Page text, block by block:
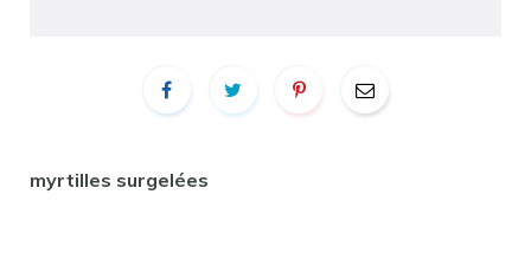
myrtilles surgelées